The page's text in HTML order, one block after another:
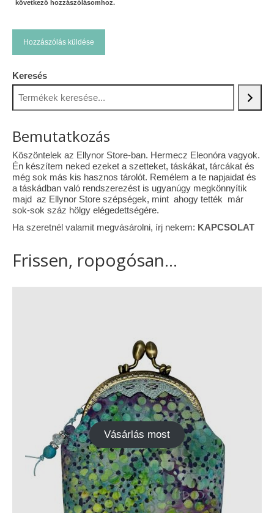
következő hozzászólásomhoz.
Keresés
Bemutatkozás
Köszöntelek az Ellynor Store-ban. Hermecz Eleonóra vagyok.
Én készítem neked ezeket a szetteket, táskákat, tárcákat és
még sok más kis hasznos tárolót. Remélem a te napjaidat és
a táskádban való rendszerezést is ugyanúgy megkönnyítik
majd az Ellynor Store szépségek, mint ahogy tették már
sok-sok száz hölgy elégedettségére.
Ha szeretnél valamit megvásárolni, írj nekem: KAPCSOLAT
Frissen, ropogósan...
Vásárlás most